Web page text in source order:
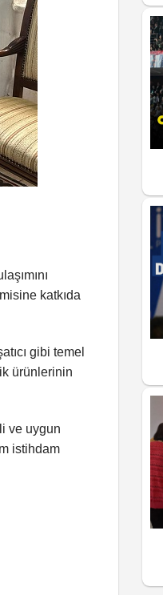
katkıda
gibi temel
ürünlerinin
ve uygun
istihdam